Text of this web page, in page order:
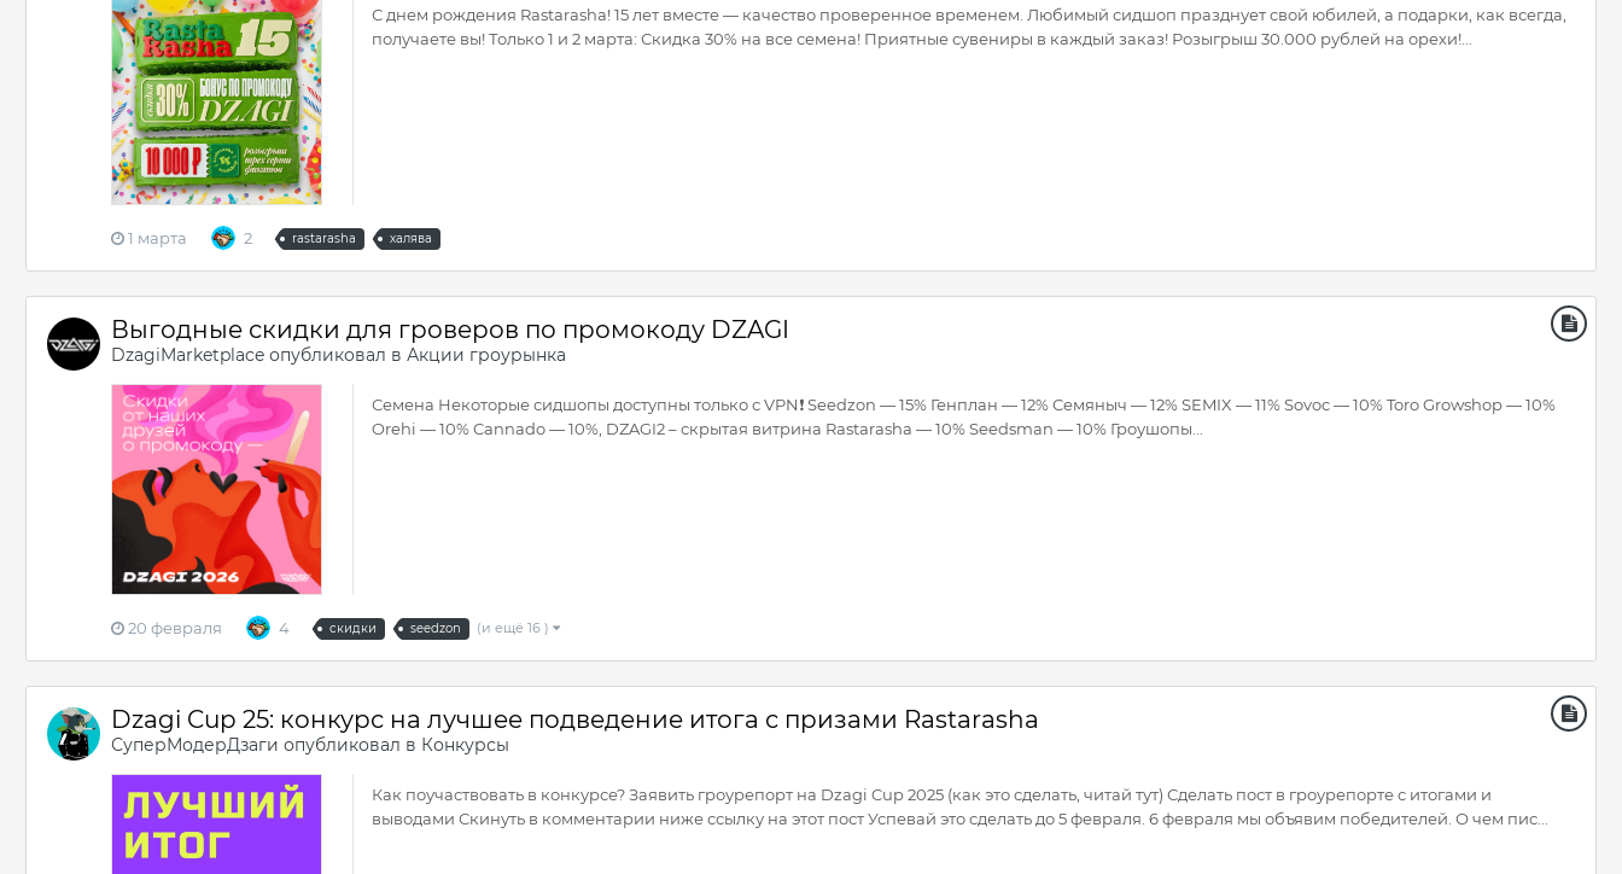
С днем рождения Rastarasha! 15 лет вместе — качество проверенное временем. Любимый сидшоп празднует свой юбилей, а подарки, как всегда,
получаете вы! Только 1 и 2 марта: Скидка 30% на все семена! Приятные сувениры в каждый заказ! Розыгрыш 30.000 рублей на орехи!...
1 марта 2 rastarasha халява
Выгодные скидки для гроверов по промокоду DZAGI
DzagiMarketplace опубликовал в Акции гроурынка
Семена Некоторые сидшопы доступны только с VPN❗️ Seedzon — 15% Генплан — 12% Семяныч — 12% SEMIX — 11% Sovoc — 10% Toro Growshop — 10%
Orehi — 10% Cannado — 10%, DZAGI2 – скрытая витрина Rastarasha — 10% Seedsman — 10% Гроушопы...
20 февраля 4 скидки seedzon (и ещё 16 )
Dzagi Cup 25: конкурс на лучшее подведение итога с призами Rastarasha
СуперМодерДзаги опубликовал в Конкурсы
Как поучаствовать в конкурсе? Заявить гроурепорт на Dzagi Cup 2025 (как это сделать, читай тут) Сделать пост в гроурепорте с итогами и
выводами Скинуть в комментарии ниже ссылку на этот пост Успевай это сделать до 5 февраля. 6 февраля мы объявим победителей. О чем пис...